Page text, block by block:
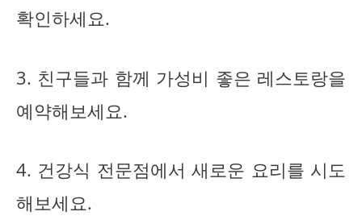
확인하세요.
3. 친구들과 함께 가성비 좋은 레스토랑을
예약해보세요.
4. 건강식 전문점에서 새로운 요리를 시도
해보세요.